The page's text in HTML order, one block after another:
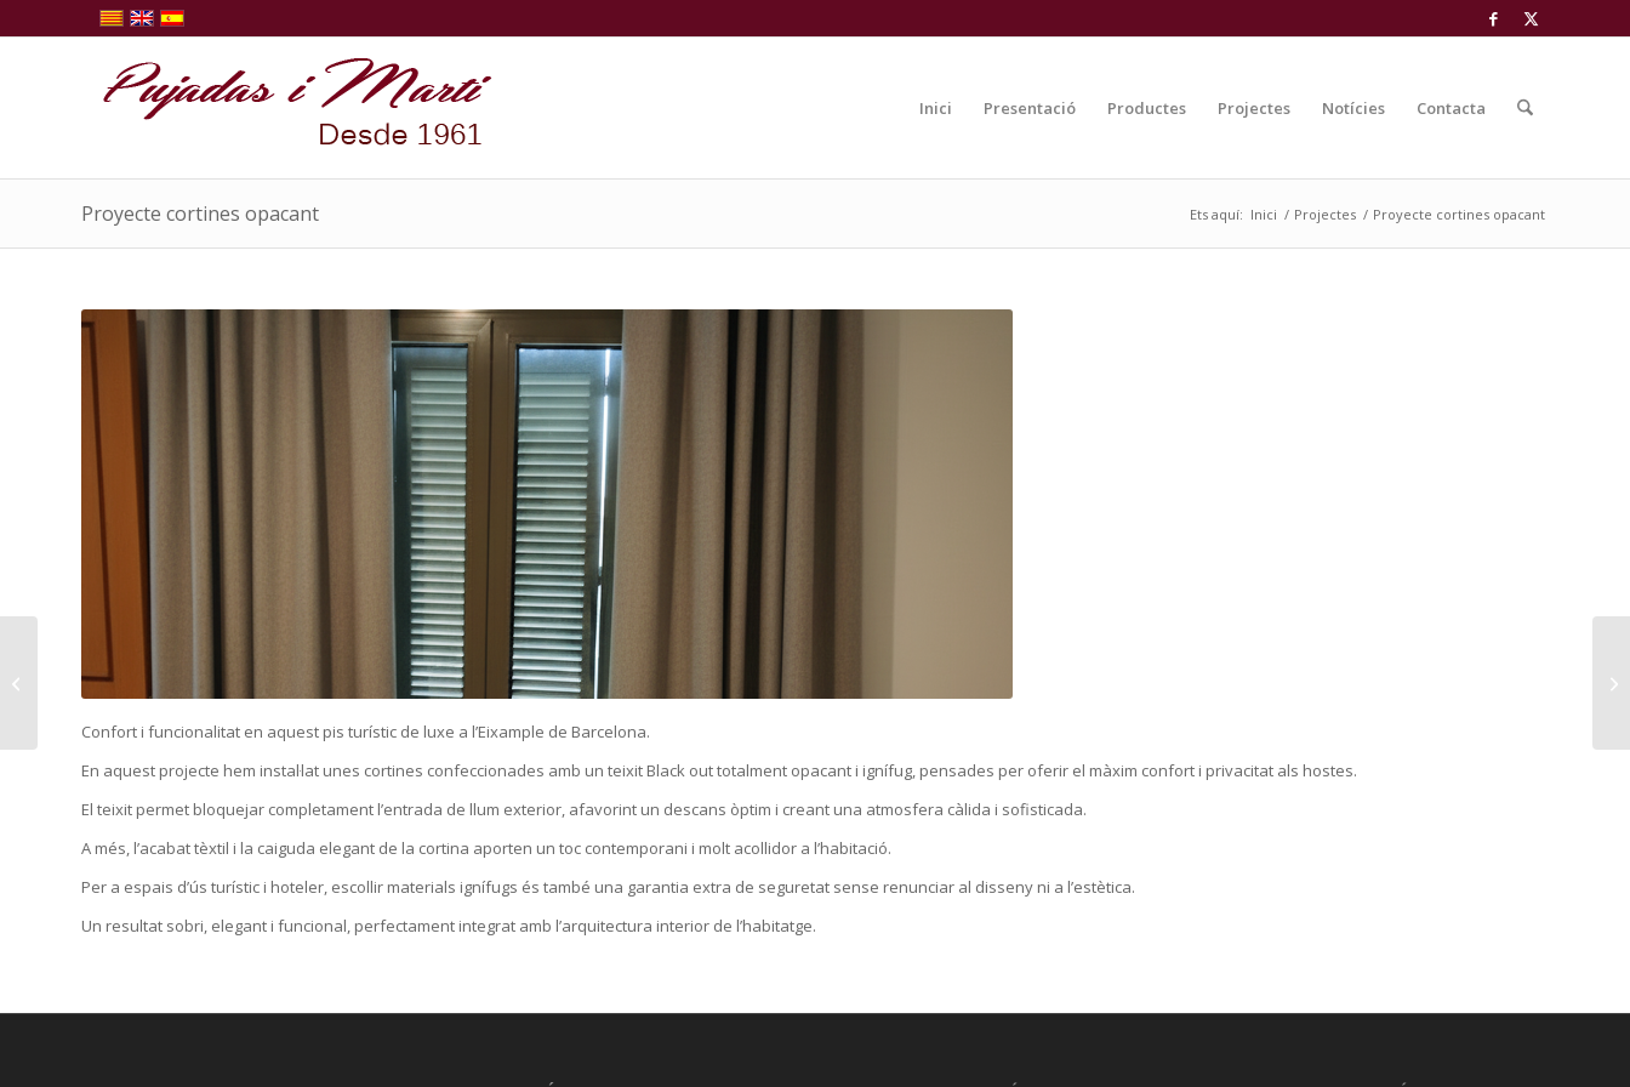
Inici Presentació Productes Projectes Notícies Contacta
Proyecte cortines opacant Ets aquí: Inici / Projectes / Proyecte cortines opacant
Confort i funcionalitat en aquest pis turístic de luxe a l’Eixample de Barcelona.
En aquest projecte hem instal·lat unes cortines confeccionades amb un teixit Black outtotalment opacant i ignífug, pensades per oferir el màxim confort i privacitat als hostes.
El teixit permet bloquejar completament l’entrada de llum exterior, afavorint un descans òptim i creant una atmosfera càlida i sofisticada.
A més, l’acabattèxtil i la caiguda elegant de la cortina aporten un toc contemporani i molt acollidor a l’habitació.
Per a espais d’ús turístic i hoteler, escollir materials ignífugs és també una garantia extra de seguretat sense renunciar al disseny ni a l’estètica.
Un resultat sobri, elegant i funcional, perfectament integrat amb l’arquitectura interior de l’habitatge.
pachetto en Barcelona